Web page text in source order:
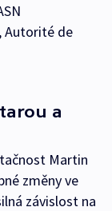
Autorité de
a
Martin
změny ve
závislost na